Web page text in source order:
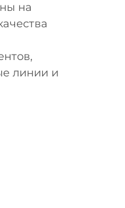
на
линии и